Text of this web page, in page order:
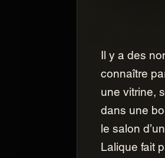
Il y a des
connaître
une vitrine,
dans une
le salon
Lalique fait